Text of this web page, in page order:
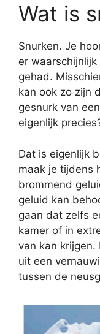
Wat is
Snurken. Je
er
gehad.
kan ook zo zijn
gesnurk van
eigenlijk
Dat is eigenlijk
maak je tijdens
brommend
geluid kan
gaan dat zelfs
kamer of in
van kan krijgen.
uit een
tussen de